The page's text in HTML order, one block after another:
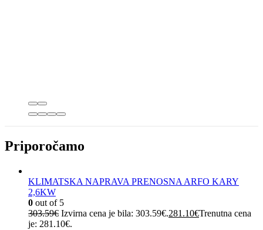
Priporočamo
KLIMATSKA NAPRAVA PRENOSNA ARFO KARY
2,6KW
0 out of 5
303.59€ Izvirna cena je bila: 303.59€.281.10€Trenutna cena
je: 281.10€.